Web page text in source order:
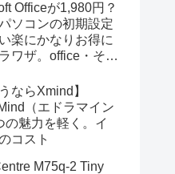
Officeが1,980円？
ソコンの初期設定
楽にかなりお得に
ワザ。office・その
ならXmind】
（エドラマイン
の魅力を軽く。イ
コスト
M75q-2 Tiny